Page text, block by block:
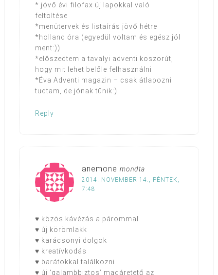
* jövő évi filofax új lapokkal való
feltöltése
*menütervek és listaírás jövő hétre
*holland óra (egyedül voltam és egész jól
ment:))
*előszedtem a tavalyi adventi koszorút,
hogy mit lehet belőle felhasználni
*Éva Adventi magazin – csak átlapozni
tudtam, de jónak tűnik:)
Reply
anemone mondta
2014. NOVEMBER 14., PÉNTEK,
7:48
♥ közös kávézás a párommal
♥ új körömlakk
♥ karácsonyi dolgok
♥ kreatívkodás
♥ barátokkal találkozni
♥ új ‘galambbiztos’ madáretető az